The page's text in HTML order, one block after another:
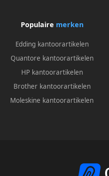
Populaire merken
Edding kantoorartikelen
Quantore kantoorartikelen
HP kantoorartikelen
Brother kantoorartikelen
Moleskine kantoorartikelen